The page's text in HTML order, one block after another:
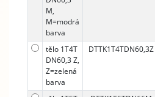
M,
M=modrá
barva
tělo 1T4T
DN60,3 Z,
Z=zelená
barva
DTTK1T4TDN60,3Z